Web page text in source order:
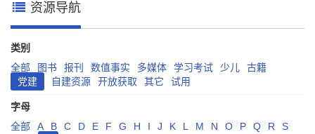
资源导航
类别
全部
图书 报刊 数值事实 多媒体 学习考试 少儿
古籍
党建
自建资源 开放获取 其它 试用
字母
全部
A B C D E F G H I J K L M N O P Q R
S